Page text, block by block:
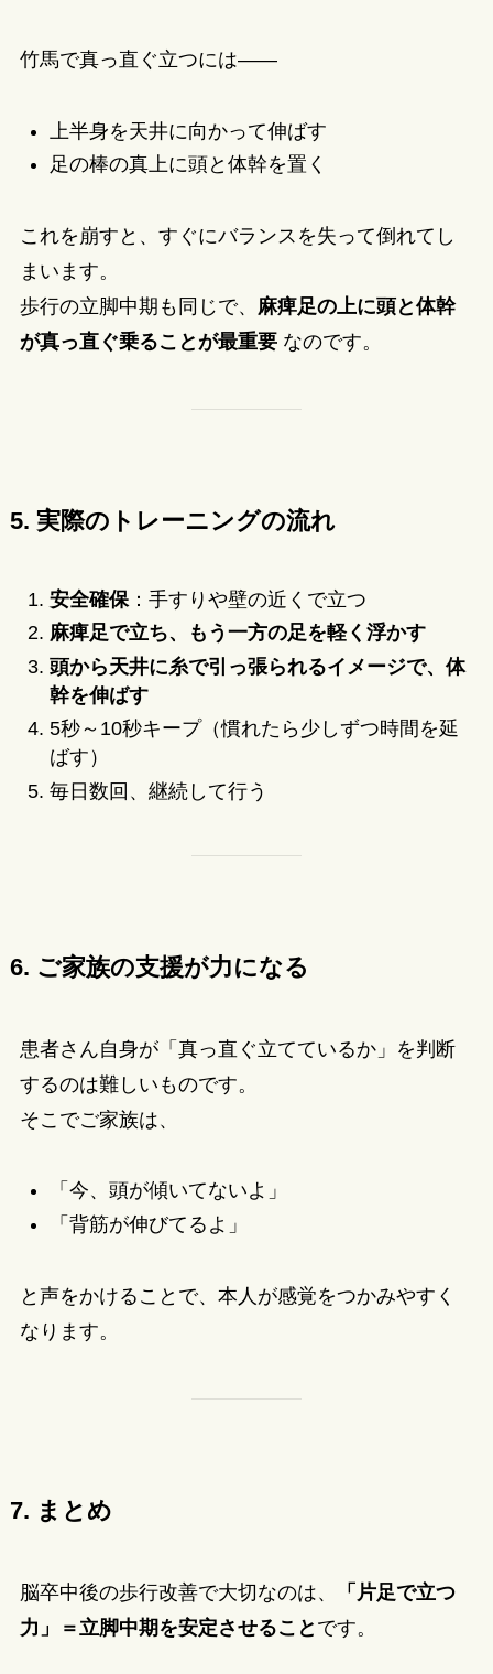
竹馬で真っ直ぐ立つには――
上半身を天井に向かって伸ばす
足の棒の真上に頭と体幹を置く
これを崩すと、すぐにバランスを失って倒れてし
まいます。
歩行の立脚中期も同じで、 麻痺足の上に頭と体幹
が真っ直ぐ乗ることが最重要なのです。
5. 実際のトレーニングの流れ
安全確保：手すりや壁の近くで立つ
麻痺足で立ち、もう一方の足を軽く浮かす
頭から天井に糸で引っ張られるイメージで、体
幹を伸ばす
5秒～10秒キープ（慣れたら少しずつ時間を延
ばす）
毎日数回、継続して行う
6. ご家族の支援が力になる
患者さん自身が「真っ直ぐ立てているか」を判断
するのは難しいものです。
そこでご家族は、
「今、頭が傾いてないよ」
「背筋が伸びてるよ」
と声をかけることで、本人が感覚をつかみやすく
なります。
7. まとめ
脳卒中後の歩行改善で大切なのは、
「片足で立つ
力」＝立脚中期を安定させること です。